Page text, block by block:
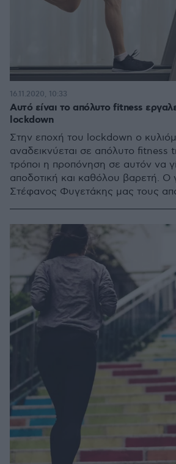
Αυτό είναι το απόλυτο fitness
lockdown
Στην εποχή του lockdown ο
αναδεικνύεται σε απόλυτο fitness
τρόποι η προπόνηση σε αυτόν να
αποδοτική και καθόλου βαρετή. Ο
Στέφανος Φυγετάκης μας τους
16.11.2020, 10:33